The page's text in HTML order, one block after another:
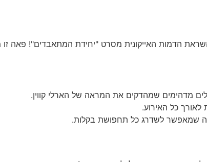
הדמות האייקונית מסרט "יחידת המתאבדים"! פאה זו
מדהימים שמהדקים את המראה של הארלי קווין.
לאורך כל האירוע.
שמאפשר לשדרג כל תחפושת בקלות.